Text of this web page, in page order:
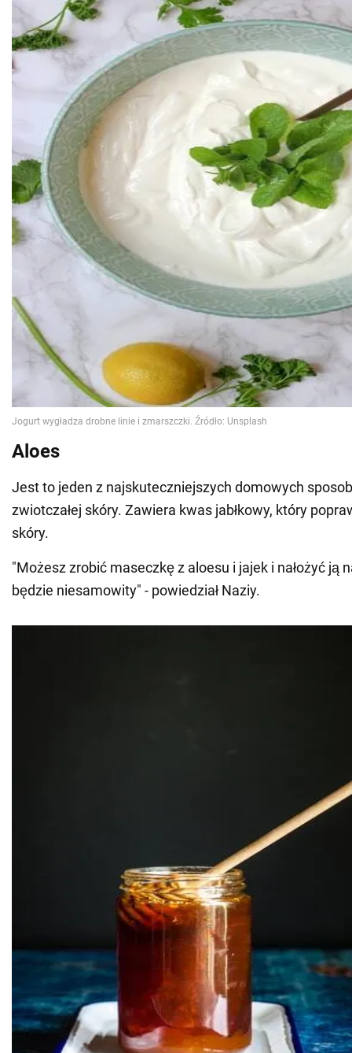
Aloes
Jest to jeden z najskuteczniejszych domowych
zwiotczałej skóry. Zawiera kwas jabłkowy, który
skóry.
"Możesz zrobić maseczkę z aloesu i jajek i nałożyć ją
będzie niesamowity" - powiedział Naziy.